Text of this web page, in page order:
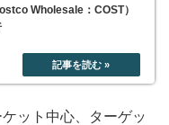
Wholesale：COST）
ット中心、ターゲッ